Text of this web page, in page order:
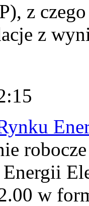
z
z
w